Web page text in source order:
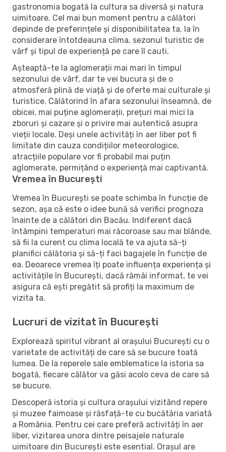
gastronomia bogată la cultura sa diversă și natura
uimitoare. Cel mai bun moment pentru a călători
depinde de preferințele și disponibilitatea ta. Ia în
considerare întotdeauna clima, sezonul turistic de
vârf și tipul de experiență pe care îl cauti.
Așteaptă-te la aglomerații mai mari în timpul
sezonului de vârf, dar te vei bucura și de o
atmosferă plină de viață și de oferte mai culturale și
turistice. Călătorind în afara sezonului înseamnă, de
obicei, mai puține aglomerații, prețuri mai mici la
zboruri și cazare și o privire mai autentică asupra
vieții locale. Deși unele activități în aer liber pot fi
limitate din cauza condițiilor meteorologice,
atracțiile populare vor fi probabil mai puțin
aglomerate, permițând o experiență mai captivantă.
Vremea în București
Vremea în București se poate schimba în funcție de
sezon, așa că este o idee bună să verifici prognoza
înainte de a călători din Bacău. Indiferent dacă
întâmpini temperaturi mai răcoroase sau mai blânde,
să fii la curent cu clima locală te va ajuta să-ți
planifici călătoria și să-ți faci bagajele în funcție de
ea. Deoarece vremea îți poate influența experiența și
activitățile în București, dacă rămâi informat, te vei
asigura că ești pregătit să profiți la maximum de
vizita ta.
Lucruri de vizitat în București
Explorează spiritul vibrant al orașului București cu o
varietate de activități de care să se bucure toată
lumea. De la reperele sale emblematice la istoria sa
bogată, fiecare călător va găsi acolo ceva de care să
se bucure.
Descoperă istoria și cultura orașului vizitând repere
și muzee faimoase și răsfață-te cu bucătăria variată
a România. Pentru cei care preferă activități în aer
liber, vizitarea unora dintre peisajele naturale
uimitoare din București este esential. Orașul are